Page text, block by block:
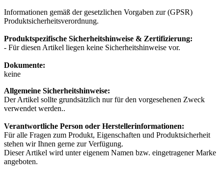
Informationen gemäß der gesetzlichen Vorgaben zur (GPSR)
Produktsicherheitsverordnung.
Produktspezifische Sicherheitshinweise & Zertifizierung:
- Für diesen Artikel liegen keine Sicherheitshinweise vor.
Dokumente:
keine
Allgemeine Sicherheitshinweise:
Der Artikel sollte grundsätzlich nur für den vorgesehenen Zweck
verwendet werden..
Verantwortliche Person oder Herstellerinformationen:
Für alle Fragen zum Produkt, Eigenschaften und Produktsicherheit
stehen wir Ihnen gerne zur Verfügung.
Dieser Artikel wird unter eigenem Namen bzw. eingetragener Marke
angeboten.